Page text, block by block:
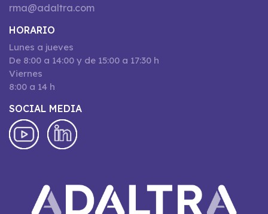
rma@adaltra.com
HORARIO
Lunes a jueves
De 8:00 a 14:00 y de 15:00 a 17:30 h
Viernes
8:00 a 14 h
SOCIAL MEDIA